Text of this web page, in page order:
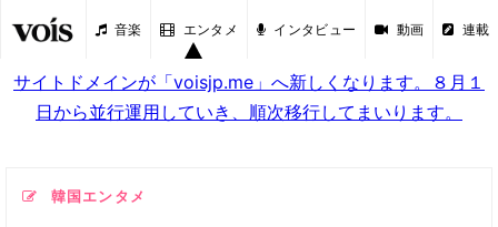
音楽 エンタメ インタビュー 動画 連載
サイトドメインが「voisjp.me」へ新しくなります。８月１
日から並行運用していき、順次移行してまいります。
韓国エンタメ